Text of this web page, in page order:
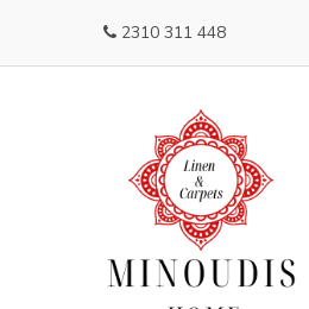
2310 311 448